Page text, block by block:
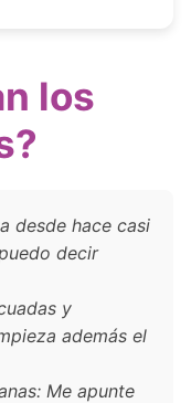
los
desde hace casi
decir
y
además el
Me apunte